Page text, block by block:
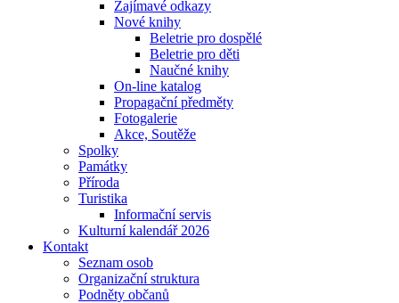
Zajímavé odkazy
Nové knihy
Beletrie pro dospělé
Beletrie pro děti
Naučné knihy
On-line katalog
Propagační předměty
Fotogalerie
Akce, Soutěže
Spolky
Památky
Příroda
Turistika
Informační servis
Kulturní kalendář 2026
Kontakt
Seznam osob
Organizační struktura
Podněty občanů